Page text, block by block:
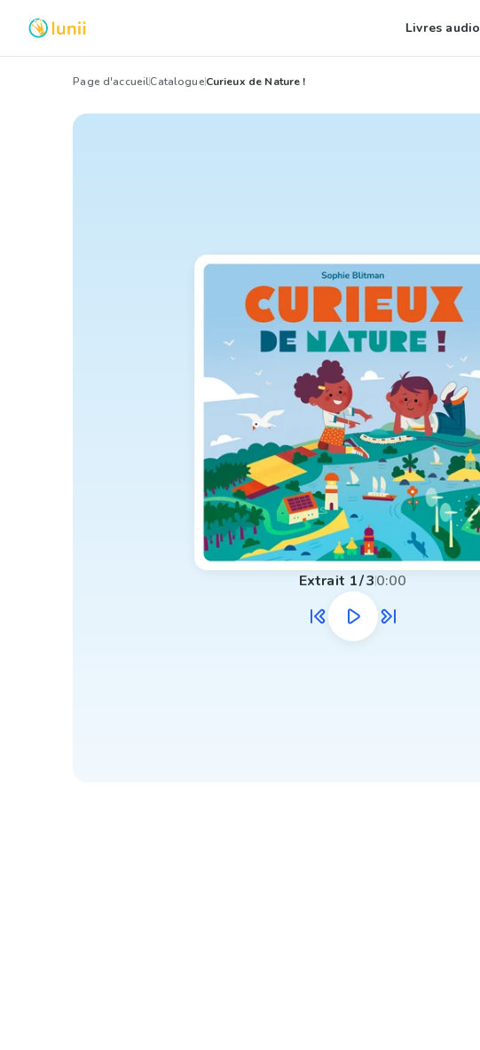
Livres audio
Page d'accueilCatalogueCurieux de Nature !
Extrait 1/30:00